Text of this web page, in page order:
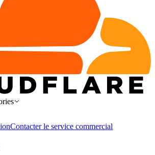
Contacter le service commercial